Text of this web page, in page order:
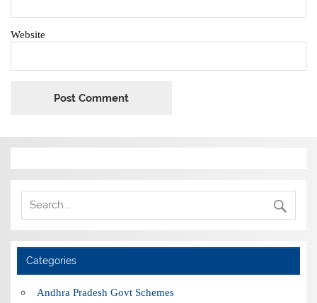
Website
Categories
Andhra Pradesh Govt Schemes